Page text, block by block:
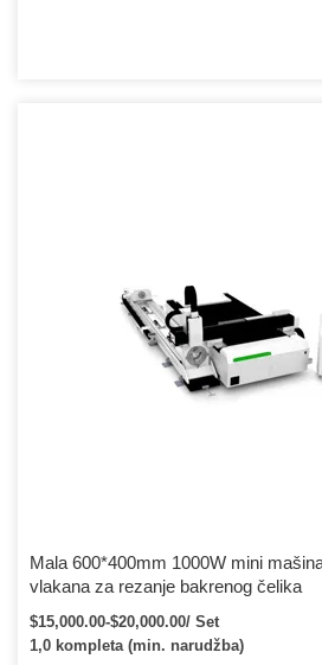
Mala 600*400mm 1000W mini
vlakana za rezanje bakrenog čelika
$15,000.00-$20,000.00/ Set
1,0 kompleta (min. narudžba)